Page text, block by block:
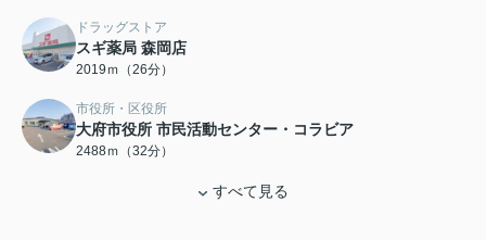
ドラッグストア
スギ薬局 森岡店
2019ｍ（26分）
市役所・区役所
大府市役所 市民活動センター・コラビア
2488ｍ（32分）
すべて見る